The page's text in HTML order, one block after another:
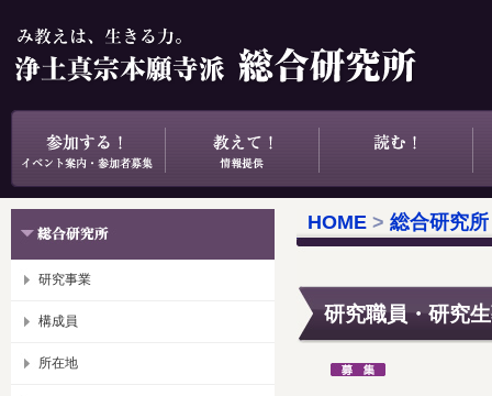
研究事業
構成員
所在地
HOME > 総合研究所
研究職員・研究